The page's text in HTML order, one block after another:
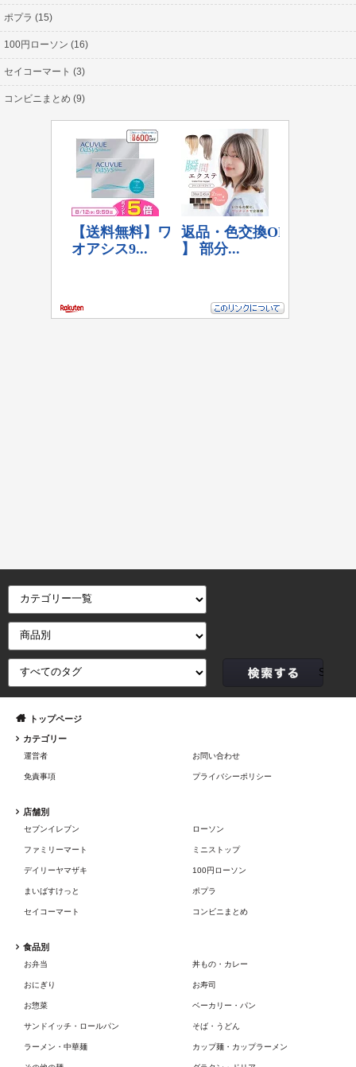
ポプラ (15)
100円ローソン (16)
セイコーマート (3)
コンビニまとめ (9)
トップページ
カテゴリー
運営者 お問い合わせ
免責事項 プライバシーポリシー
店舗別
セブンイレブン ローソン
ファミリーマート ミニストップ
デイリーヤマザキ 100円ローソン
まいばすけっと ポプラ
セイコーマート コンビニまとめ
食品別
お弁当 丼もの・カレー
おにぎり お寿司
お惣菜 ベーカリー・パン
サンドイッチ・ロールパン そば・うどん
ラーメン・中華麺 カップ麺・カップラーメン